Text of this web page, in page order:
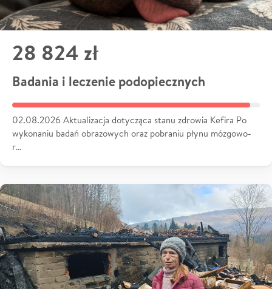
28 824 zł
Badania i leczenie podopiecznych
02.08.2026 Aktualizacja dotycząca stanu zdrowia Kefira Po
wykonaniu badań obrazowych oraz pobraniu płynu mózgowo-
r…